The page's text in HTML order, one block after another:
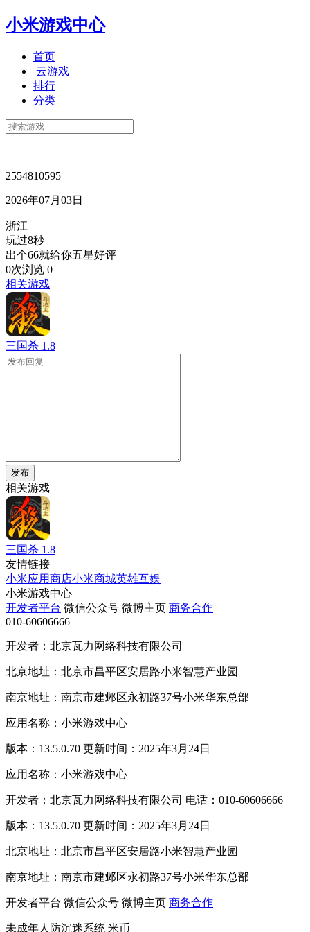
小米游戏中心
首页
云游戏
排行
分类
2554810595
2026年07月03日
浙江
玩过8秒
出个66就给你五星好评
0次浏览 0
相关游戏
三国杀 1.8
发布
相关游戏
三国杀 1.8
友情链接
小米应用商店小米商城英雄互娱
小米游戏中心
开发者平台 微信公众号 微博主页 商务合作
010-60606666
开发者：北京瓦力网络科技有限公司
北京地址：北京市昌平区安居路小米智慧产业园
南京地址：南京市建邺区永初路37号小米华东总部
应用名称：小米游戏中心
版本：13.5.0.70 更新时间：2025年3月24日
应用名称：小米游戏中心
开发者：北京瓦力网络科技有限公司 电话：010-60606666
版本：13.5.0.70 更新时间：2025年3月24日
北京地址：北京市昌平区安居路小米智慧产业园
南京地址：南京市建邺区永初路37号小米华东总部
开发者平台 微信公众号 微博主页 商务合作
未成年人防沉迷系统 米币